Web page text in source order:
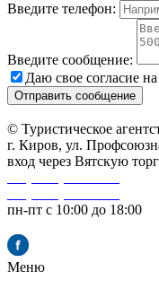
Введите телефон:
Введите сообщение:
Даю свое согласие на
© Туристическое
г. Киров, ул.
вход через Вятскую
пн-пт с 10:00 до 18:00
Меню